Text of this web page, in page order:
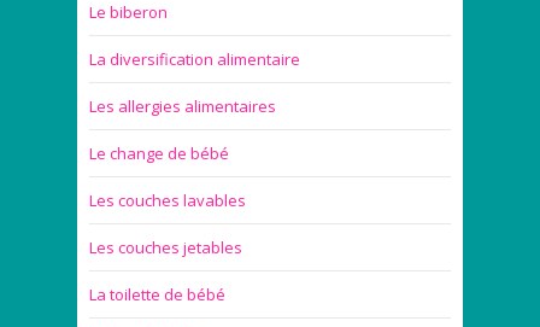
Le biberon
La diversification alimentaire
Les allergies alimentaires
Le change de bébé
Les couches lavables
Les couches jetables
La toilette de bébé